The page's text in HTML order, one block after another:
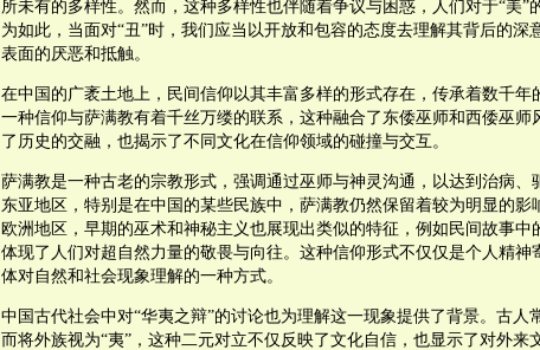
所未有的多样性。然而，这种多样性也伴随着争议与困惑，人们对于“美”
为如此，当面对“丑”时，我们应当以开放和包容的态度去理解其背后的深
表面的厌恶和抵触。
在中国的广袤土地上，民间信仰以其丰富多样的形式存在，传承着数千年
一种信仰与萨满教有着千丝万缕的联系，这种融合了东倭巫师和西倭巫师
了历史的交融，也揭示了不同文化在信仰领域的碰撞与交互。
萨满教是一种古老的宗教形式，强调通过巫师与神灵沟通，以达到治病、
东亚地区，特别是在中国的某些民族中，萨满教仍然保留着较为明显的影
欧洲地区，早期的巫术和神秘主义也展现出类似的特征，例如民间故事中
体现了人们对超自然力量的敬畏与向往。这种信仰形式不仅仅是个人精神
体对自然和社会现象理解的一种方式。
中国古代社会中对“华夷之辩”的讨论也为理解这一现象提供了背景。古人
而将外族视为“夷”，这种二元对立不仅反映了文化自信，也显示了对外来